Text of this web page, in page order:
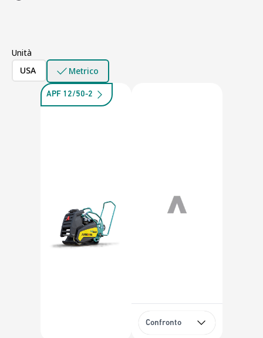
Unità
USA
Metrico
APF 12/50-2
Confronto